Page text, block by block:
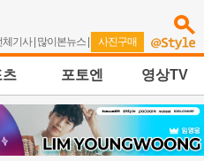
체기사| 많이본뉴스 | 사진구매
츠 포토엔 영상TV